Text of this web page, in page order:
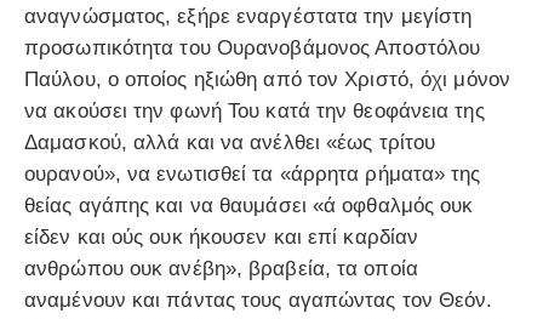
αναγνώσματος, εξήρε εναργέστατα την μεγίστη
προσωπικότητα του Ουρανοβάμονος Αποστόλου
Παύλου, ο οποίος ηξιώθη από τον Χριστό, όχι μόνον
να ακούσει την φωνή Του κατά την θεοφάνεια της
Δαμασκού, αλλά και να ανέλθει «έως τρίτου
ουρανού», να ενωτισθεί τα «άρρητα ρήματα» της
θείας αγάπης και να θαυμάσει «ά οφθαλμός ουκ
είδεν και ούς ουκ ήκουσεν και επί καρδίαν
ανθρώπου ουκ ανέβη», βραβεία, τα οποία
αναμένουν και πάντας τους αγαπώντας τον Θεόν.